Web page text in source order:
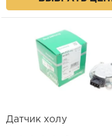
Датчик холу